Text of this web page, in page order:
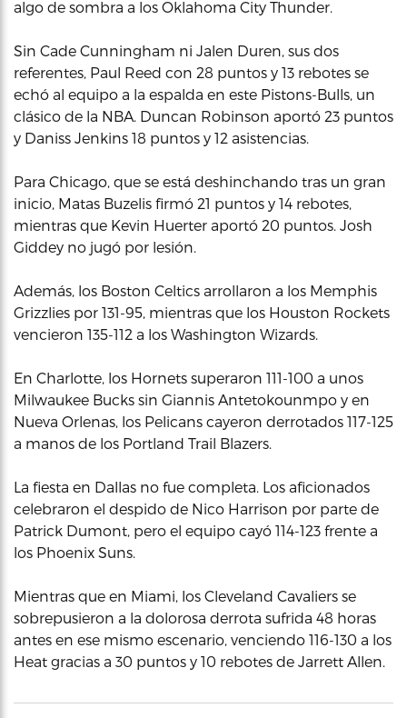
algo de sombra a los Oklahoma City Thunder.
Sin Cade Cunningham ni Jalen Duren, sus dos
referentes, Paul Reed con 28 puntos y 13 rebotes se
echó al equipo a la espalda en este Pistons-Bulls, un
clásico de la NBA. Duncan Robinson aportó 23 puntos
y Daniss Jenkins 18 puntos y 12 asistencias.
Para Chicago, que se está deshinchando tras un gran
inicio, Matas Buzelis firmó 21 puntos y 14 rebotes,
mientras que Kevin Huerter aportó 20 puntos. Josh
Giddey no jugó por lesión.
Además, los Boston Celtics arrollaron a los Memphis
Grizzlies por 131-95, mientras que los Houston Rockets
vencieron 135-112 a los Washington Wizards.
En Charlotte, los Hornets superaron 111-100 a unos
Milwaukee Bucks sin Giannis Antetokounmpo y en
Nueva Orlenas, los Pelicans cayeron derrotados 117-125
a manos de los Portland Trail Blazers.
La fiesta en Dallas no fue completa. Los aficionados
celebraron el despido de Nico Harrison por parte de
Patrick Dumont, pero el equipo cayó 114-123 frente a
los Phoenix Suns.
Mientras que en Miami, los Cleveland Cavaliers se
sobrepusieron a la dolorosa derrota sufrida 48 horas
antes en ese mismo escenario, venciendo 116-130 a los
Heat gracias a 30 puntos y 10 rebotes de Jarrett Allen.